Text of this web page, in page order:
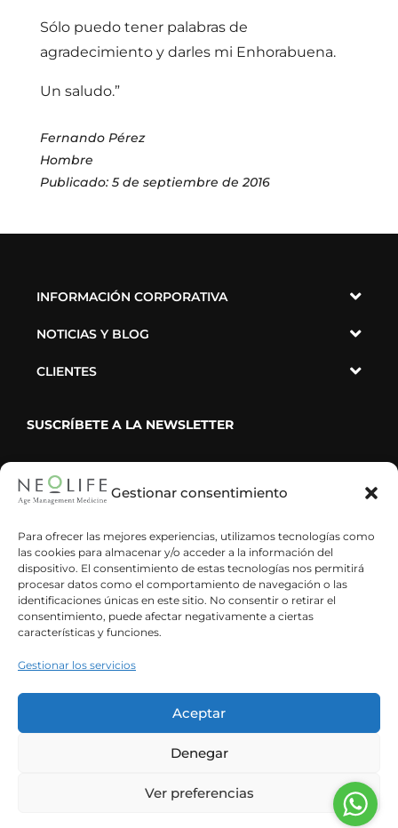
Gestionar consentimiento
Para ofrecer las mejores experiencias, utilizamos tecnologías como
las cookies para almacenar y/o acceder a la información del
dispositivo. El consentimiento de estas tecnologías nos permitirá
procesar datos como el comportamiento de navegación o las
identificaciones únicas en este sitio. No consentir o retirar el
consentimiento, puede afectar negativamente a ciertas
características y funciones.
Gestionar los servicios
Aceptar
Denegar
Ver preferencias
Sólo puedo tener palabras de
agradecimiento y darles mi Enhorabuena.
Un saludo.”
Fernando Pérez
Hombre
Publicado: 5 de septiembre de 2016
INFORMACIÓN CORPORATIVA
NOTICIAS Y BLOG
CLIENTES
SUSCRÍBETE A LA NEWSLETTER
Política de
Autorizaciones sanitarias